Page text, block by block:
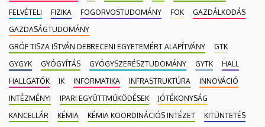
FELVÉTELI
FIZIKA FOGORVOSTUDOMÁNY FOK
GAZDÁLKODÁS
GAZDASÁGTUDOMÁNY
GRÓF TISZA ISTVÁN DEBRECENI EGYETEMÉRT ALAPÍTVÁNY
GTK
GYGYK
GYÓGYÍTÁS GYÓGYSZERÉSZTUDOMÁNY GYTK
HALL
HALLGATÓK
IK INFORMATIKA INFRASTRUKTÚRA
INNOVÁCIÓ
INTÉZMÉNYI
IPARI EGYÜTTMŰKÖDÉSEK
JÓTÉKONYSÁG
KANCELLÁR
KÉMIA KÉMIA KOORDINÁCIÓS INTÉZET
KITÜNTETÉS